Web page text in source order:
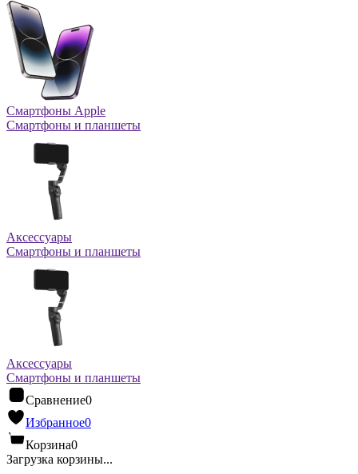
Смартфоны Apple
Смартфоны и планшеты
Аксессуары
Смартфоны и планшеты
Аксессуары
Смартфоны и планшеты
Сравнение0
Избранное0
Корзина0
Загрузка корзины...